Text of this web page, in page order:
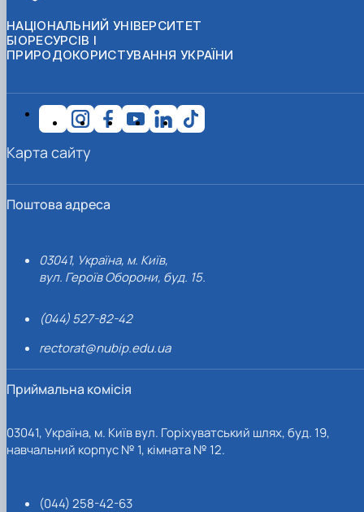
НАЦІОНАЛЬНИЙ УНІВЕРСИТЕТ
БІОРЕСУРСІВ І
ПРИРОДОКОРИСТУВАННЯ УКРАЇНИ
Поштова адреса
03041, Україна, м. Київ,
вул. Героїв Оборони, буд. 15.
(044) 527-82-42
rectorat@nubip.edu.ua
Приймальна комісія
03041, Україна, м. Київ вул. Горіхуватський шлях, буд. 19,
навчальний корпус № 1, кімната № 12.
(044) 258-42-63
Карта сайту